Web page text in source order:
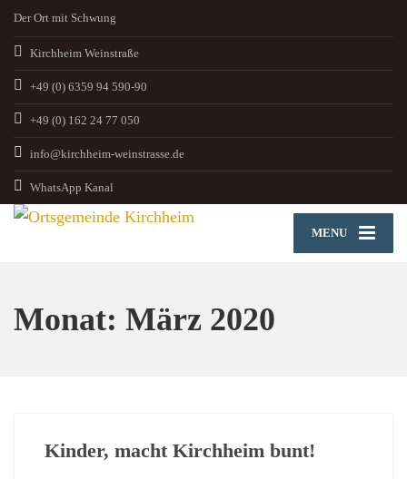
Der Ort mit Schwung
Kirchheim Weinstraße
+49 (0) 6359 94 590-90
+49 (0) 162 24 77 050
info@kirchheim-weinstrasse.de
WhatsApp Kanal
MENU
Monat: März 2020
Kinder, macht Kirchheim bunt!